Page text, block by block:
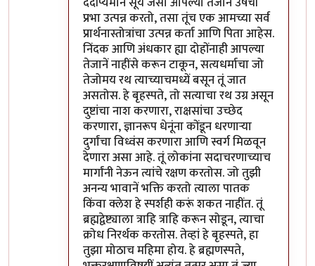
प्रभा उत्पन्न करतो, तसा तूंच एक आमच्या सर्व
प्रार्थनास्तोत्रांचा उत्पन्न कर्ता आणि पिता आहेस.
निंदक आणि अंधकार ह्या दोहोंनाही आपल्या
तेजानें नाहींसे करून टाकून, सत्यधर्माचा जो
तेजोमय रथ त्याच्याचमध्यें बसून तूं जात
असतोस. हे बृहस्पते, तो सत्याचा रथ उग्र असून
दुष्टांचा नाश करणारा, राक्षसांचा उच्छेद
करणारा, ज्ञानरूप धेनूंना कोंडून धरणार्‍या
दुर्गांचा विध्वंस करणारा आणि स्वर्ग मिळवून
देणारा असा आहे. तूं लोकांना सदाचरणाच्याच
मार्गांनी नेऊन त्यांचे रक्षण करतोस. जो तुझी
अनन्य भावानें भक्ति करतो त्याला पातक
किंवा क्लेश हे स्पर्शही करूं शकत नाहींत. तूं
ब्रह्मद्वेष्ट्याला त्राहि त्राहि करून सोडून, त्याचा
क्रोध निरर्थक करतोस. तेव्हां हे बृहस्पते, हा
तुझा मोठाच महिमा होय. हे ब्रह्मणस्पते,